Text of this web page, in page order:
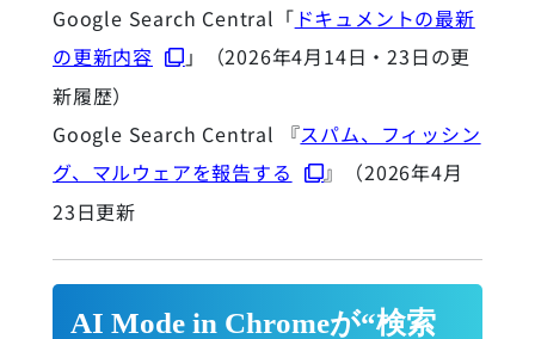
Google Search Central「 ドキュメントの最新
の更新内容
」（2026年4月14日・23日の更
新履歴）
Google Search Central 『スパム、フィッシン
グ、マルウェアを報告する
』（2026年4月
23日更新
AI Mode in Chromeが“検索